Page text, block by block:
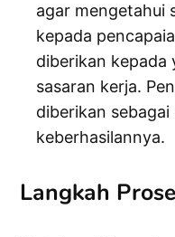
agar mengetahui
kepada
diberikan kepada
sasaran kerja.
diberikan
keberhasilannya.
Langkah